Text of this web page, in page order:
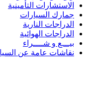
الاستشارات التأمينية
جمارك السيارات
الدراجات النارية
الدراجات الهوائية
بيـــع و شــــراء
نقاشات عامة عن